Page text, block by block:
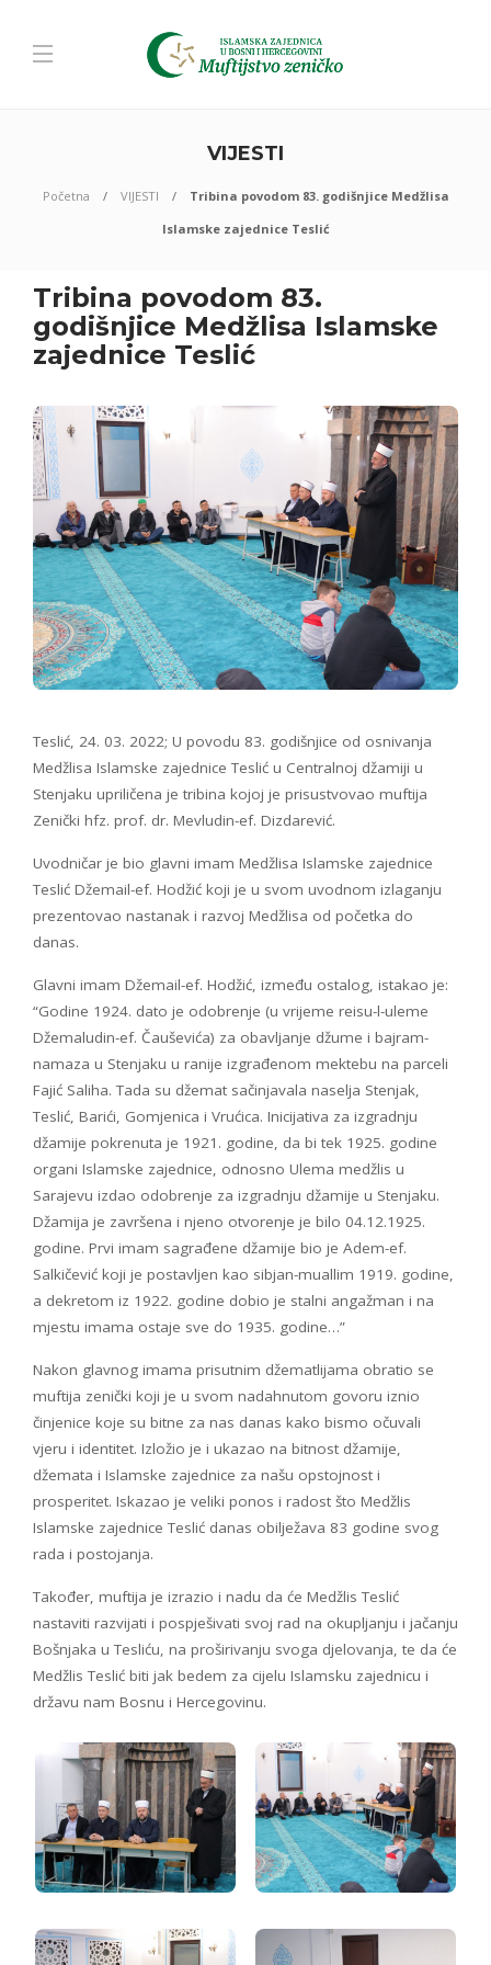
VIJESTI
Početna VIJESTI
Tribina povodom 83. godišnjice Medžlisa
Islamske zajednice Teslić
Tribina povodom 83.
godišnjice Medžlisa Islamske
zajednice Teslić
Teslić, 24. 03. 2022; U povodu 83. godišnjice od osnivanja
Medžlisa Islamske zajednice Teslić u Centralnoj džamiji u
Stenjaku upriličena je tribina kojoj je prisustvovao muftija
Zenički hfz. prof. dr. Mevludin-ef. Dizdarević.
Uvodničar je bio glavni imam Medžlisa Islamske zajednice
Teslić Džemail-ef. Hodžić koji je u svom uvodnom izlaganju
prezentovao nastanak i razvoj Medžlisa od početka do
danas.
Glavni imam Džemail-ef. Hodžić, između ostalog, istakao je:
“Godine 1924. dato je odobrenje (u vrijeme reisu-l-uleme
Džemaludin-ef. Čauševića) za obavljanje džume i bajram-
namaza u Stenjaku u ranije izgrađenom mektebu na parceli
Fajić Saliha. Tada su džemat sačinjavala naselja Stenjak,
Teslić, Barići, Gomjenica i Vrućica. Inicijativa za izgradnju
džamije pokrenuta je 1921. godine, da bi tek 1925. godine
organi Islamske zajednice, odnosno Ulema medžlis u
Sarajevu izdao odobrenje za izgradnju džamije u Stenjaku.
Džamija je završena i njeno otvorenje je bilo 04.12.1925.
godine. Prvi imam sagrađene džamije bio je Adem-ef.
Salkičević koji je postavljen kao sibjan-muallim 1919. godine,
a dekretom iz 1922. godine dobio je stalni angažman i na
mjestu imama ostaje sve do 1935. godine…”
Nakon glavnog imama prisutnim džematlijama obratio se
muftija zenički koji je u svom nadahnutom govoru iznio
činjenice koje su bitne za nas danas kako bismo očuvali
vjeru i identitet. Izložio je i ukazao na bitnost džamije,
džemata i Islamske zajednice za našu opstojnost i
prosperitet. Iskazao je veliki ponos i radost što Medžlis
Islamske zajednice Teslić danas obilježava 83 godine svog
rada i postojanja.
Također, muftija je izrazio i nadu da će Medžlis Teslić
nastaviti razvijati i pospješivati svoj rad na okupljanju i jačanju
Bošnjaka u Tesliću, na proširivanju svoga djelovanja, te da će
Medžlis Teslić biti jak bedem za cijelu Islamsku zajednicu i
državu nam Bosnu i Hercegovinu.